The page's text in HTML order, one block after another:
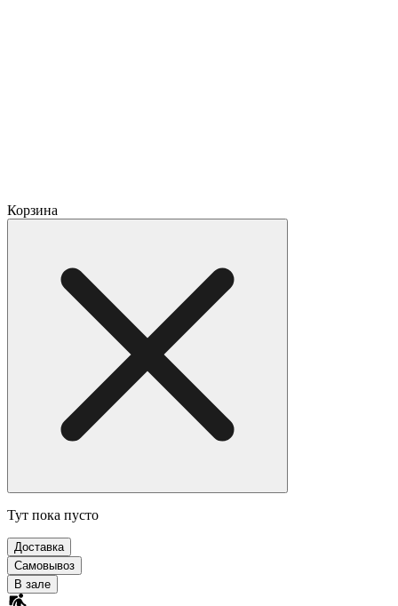
Корзина
Тут пока пусто
Доставка
Самовывоз
В зале